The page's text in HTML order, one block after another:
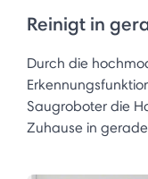
Reinigt in
Durch die
Saugroboter die
Zuhause in